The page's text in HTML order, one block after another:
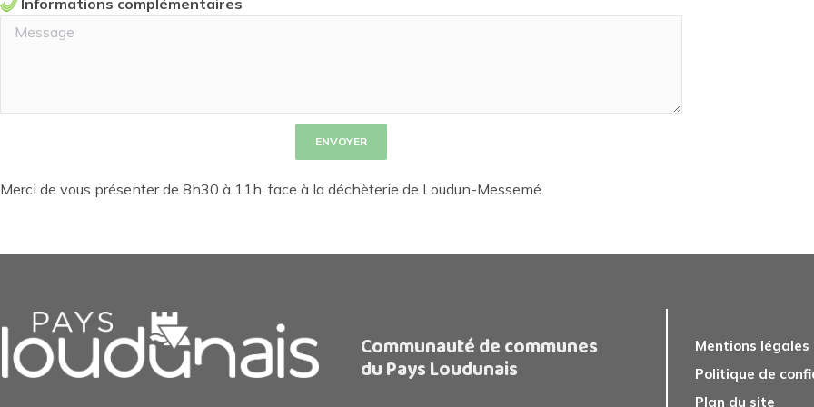
ENVOYER
Merci de vous présenter de 8h30 à 11h, face à la déchèterie de Loudun-Messemé.
Communauté de communes
du Pays Loudunais
Mentions légales
Politique de
Plan du site